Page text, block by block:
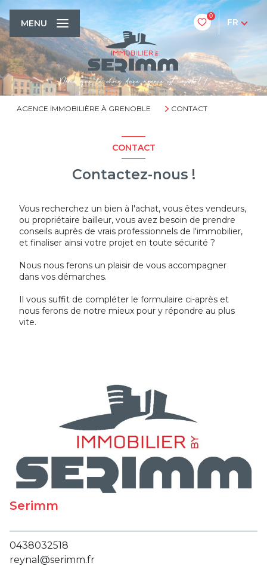
0
FR
MENU
AGENCE IMMOBILIÈRE À GRENOBLE CONTACT
CONTACT
Contactez-nous !
Vous recherchez un bien à l'achat, vous êtes vendeurs,
ou propriétaire bailleur, vous avez besoin de prendre
conseils auprès de vrais professionnels de l'immobilier,
et finaliser ainsi votre projet en toute sécurité ?
Nous nous ferons un plaisir de vous accompagner
dans vos démarches.
Il vous suffit de compléter le formulaire ci-après et
nous ferons de notre mieux pour y répondre au plus
vite.
Serimm
0438032518
reynal@serimm.fr